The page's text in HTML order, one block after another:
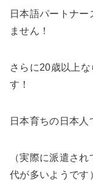
日本語パートナ
ません！
さらに20歳以上
す！
日本育ちの日本人
（実際に派遣され
代が多いようです